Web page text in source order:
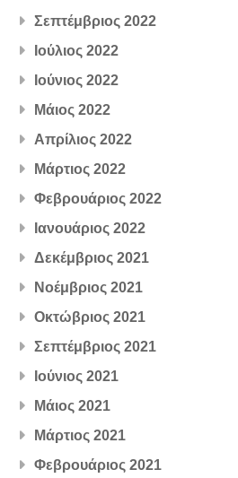
Σεπτέμβριος 2022
Ιούλιος 2022
Ιούνιος 2022
Μάιος 2022
Απρίλιος 2022
Μάρτιος 2022
Φεβρουάριος 2022
Ιανουάριος 2022
Δεκέμβριος 2021
Νοέμβριος 2021
Οκτώβριος 2021
Σεπτέμβριος 2021
Ιούνιος 2021
Μάιος 2021
Μάρτιος 2021
Φεβρουάριος 2021